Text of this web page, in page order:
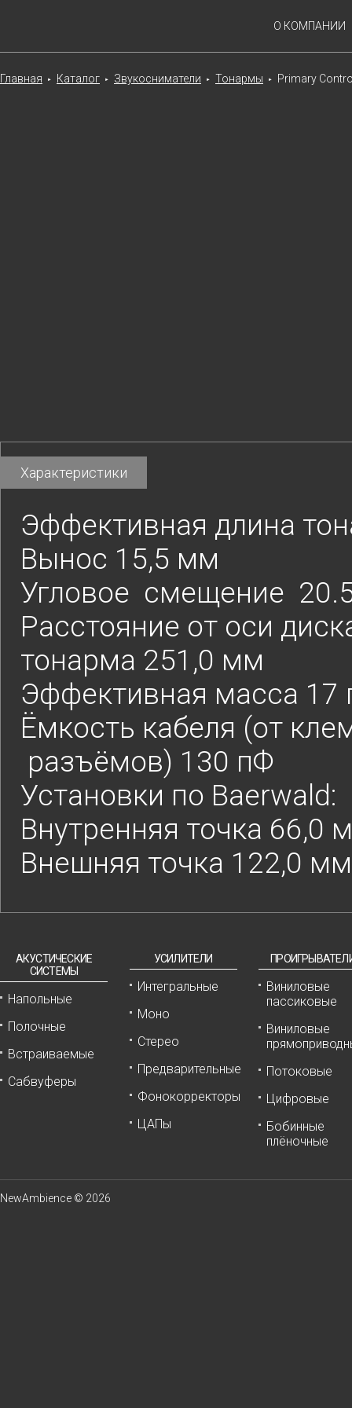
О КОМПАНИИ
Главная ► Каталог ► Звукосниматели ► Тонармы ► Primary
Характеристики
Эффективная длина
Вынос 15,5 мм
Угловое смещение
Расстояние от оси
тонарма 251,0 мм
Эффективная масса 17
Ёмкость кабеля (от
разъёмов) 130 пФ
Установки по Baerwald:
Внутренняя точка 66,0
Внешняя точка 122,0 мм
АКУСТИЧЕСКИЕ
СИСТЕМЫ
Напольные
Полочные
Встраиваемые
Сабвуферы
УСИЛИТЕЛИ
Интегральные
Моно
Стерео
Предварительные
Фонокорректоры
ЦАПы
Виниловые
пассиковые
Виниловые
Потоковые
Цифровые
Бобинные
плёночные
NewAmbience © 2026